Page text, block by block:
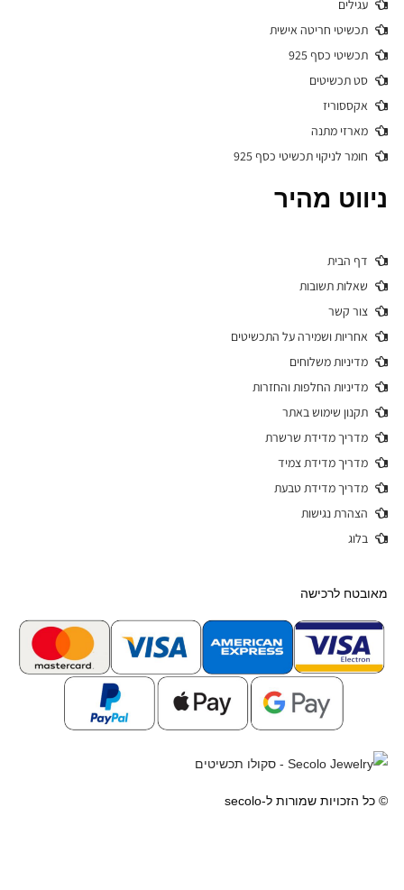
ניווט מהיר
דף הבית
שאלות תשובות
צור קשר
אחריות ושמירה על התכשיטים
מדיניות משלוחים
מדיניות החלפות והחזרות
תקנון שימוש באתר
מדריך מדידת שרשרת
מדריך מדידת צמיד
מדריך מדידת טבעת
הצהרת נגישות
בלוג
מאובטח לרכישה
עגילים
תכשיטי חריטה אישית
תכשיטי כסף 925
סט תכשיטים
אקססוריז
מארזי מתנה
חומר לניקוי תכשיטי כסף 925
© כל הזכויות שמורות ל-secolo